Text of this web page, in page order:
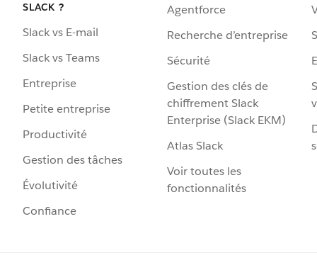
SLACK ?
Slack vs E-mail
Slack vs Teams
Entreprise
Petite entreprise
Productivité
Gestion des tâches
Évolutivité
Confiance
Agentforce
Recherche d’entreprise
Sécurité
Gestion des clés de
chiffrement Slack
Enterprise (Slack EKM)
Atlas Slack
Voir toutes les
fonctionnalités